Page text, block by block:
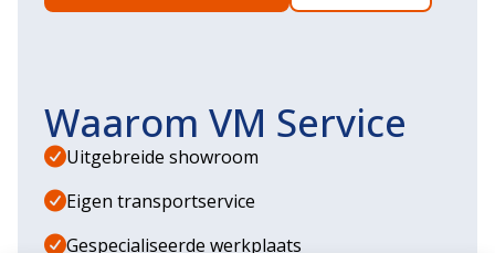
Waarom VM Service
Uitgebreide showroom
Eigen transportservice
Gespecialiseerde werkplaats